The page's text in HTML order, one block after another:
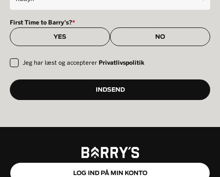
First Time to Barry's?*
YES NO
Jeg har læst og accepterer Privatlivspolitik
LOG IND PÅ MIN KONTO